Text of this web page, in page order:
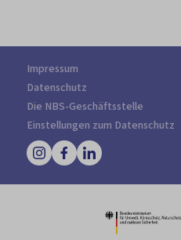
Impressum
Datenschutz
Die NBS-Geschäftsstelle
Einstellungen zum Datenschutz